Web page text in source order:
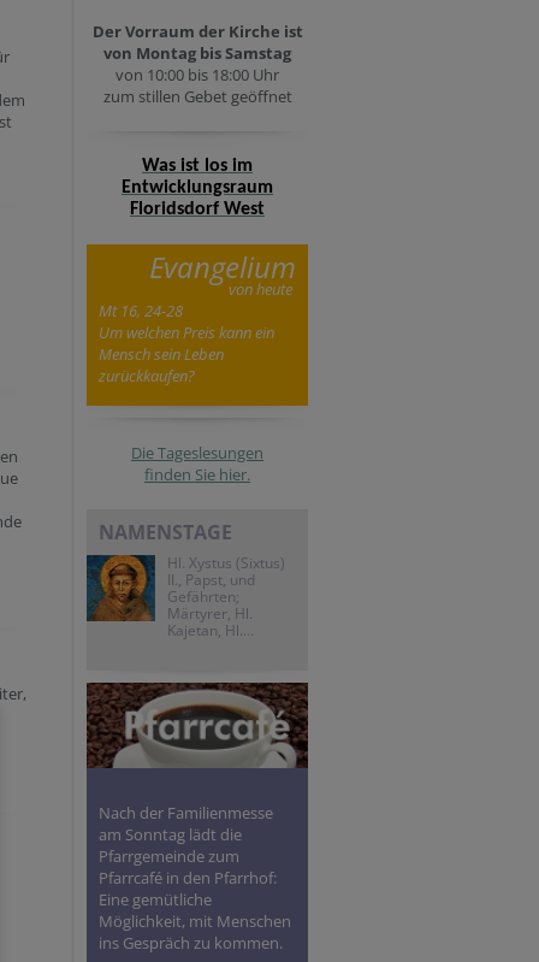
Der Vorraum der Kirche ist
von Montag bis Samstag
von 10:00 bis 18:00 Uhr
zum stillen Gebet geöffnet
Was ist los im
Entwicklungsraum
Floridsdorf West
Evangelium
von heute
Mt 16, 24-28
Um welchen Preis kann ein
Mensch sein Leben
zurückkaufen?
Die Tageslesungen
finden Sie hier.
NAMENSTAGE
Hl. Xystus (Sixtus)
II., Papst, und
Gefährten;
Märtyrer, Hl.
Kajetan, Hl....
Nach der Familienmesse
am Sonntag lädt die
Pfarrgemeinde zum
Pfarrcafé in den Pfarrhof:
Eine gemütliche
Möglichkeit, mit Menschen
ins Gespräch zu kommen.